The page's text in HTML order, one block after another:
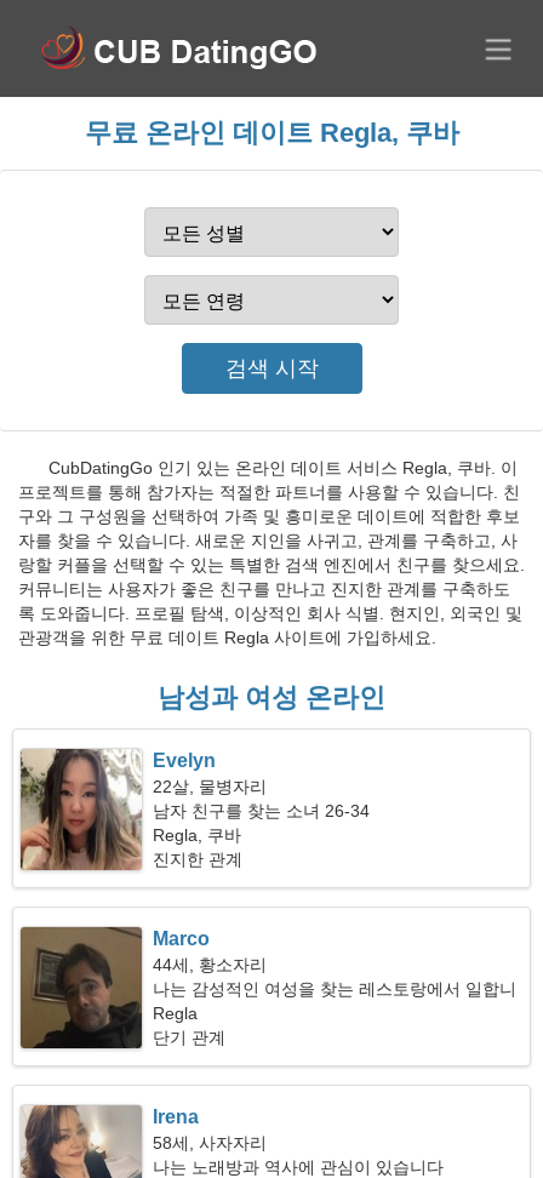
무료 온라인 데이트 Regla, 쿠바
CubDatingGo 인기 있는 온라인 데이트 서비스 Regla, 쿠바. 이
프로젝트를 통해 참가자는 적절한 파트너를 사용할 수 있습니다. 친
구와 그 구성원을 선택하여 가족 및 흥미로운 데이트에 적합한 후보
자를 찾을 수 있습니다. 새로운 지인을 사귀고, 관계를 구축하고, 사
랑할 커플을 선택할 수 있는 특별한 검색 엔진에서 친구를 찾으세요.
커뮤니티는 사용자가 좋은 친구를 만나고 진지한 관계를 구축하도
록 도와줍니다. 프로필 탐색, 이상적인 회사 식별. 현지인, 외국인 및
관광객을 위한 무료 데이트 Regla 사이트에 가입하세요.
남성과 여성 온라인
Evelyn
22살, 물병자리
남자 친구를 찾는 소녀 26-34
Regla, 쿠바
진지한 관계
Marco
44세, 황소자리
나는 감성적인 여성을 찾는 레스토랑에서 일합니
다
Regla
단기 관계
Irena
58세, 사자자리
나는 노래방과 역사에 관심이 있습니다